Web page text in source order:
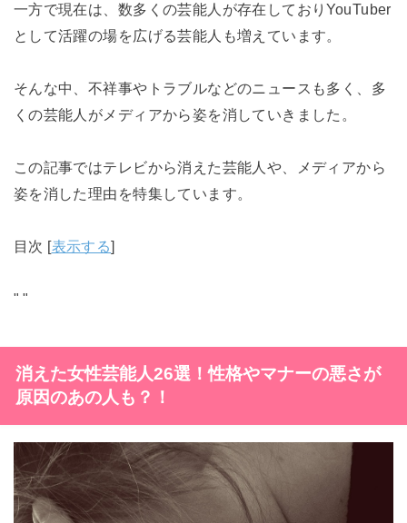
一方で現在は、数多くの芸能人が存在しておりYouTuber
として活躍の場を広げる芸能人も増えています。
そんな中、不祥事やトラブルなどのニュースも多く、多
くの芸能人がメディアから姿を消していきました。
この記事ではテレビから消えた芸能人や、メディアから
姿を消した理由を特集しています。
目次 [表示する]
" "
消えた女性芸能人26選！性格やマナーの悪さが
原因のあの人も？！